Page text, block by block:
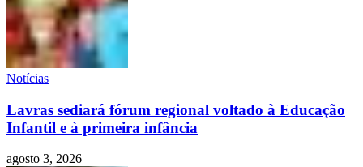
Notícias
Lavras sediará fórum regional voltado à Educação
Infantil e à primeira infância
agosto 3, 2026